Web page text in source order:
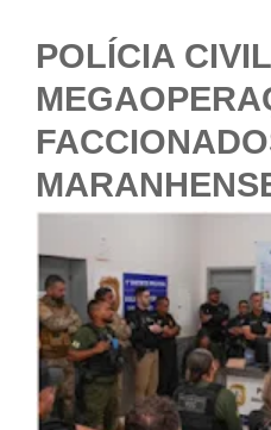
POLÍCIA